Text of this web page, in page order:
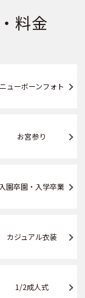
料金
ニューボーンフォト
お宮参り
入園卒園・入学卒業
カジュアル衣装
1/2成人式